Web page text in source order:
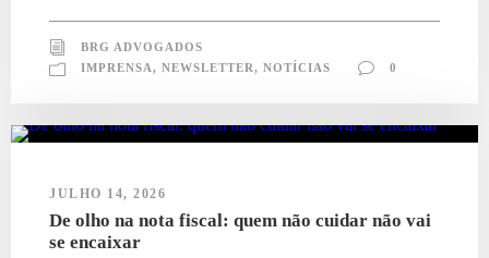
BRG ADVOGADOS
IMPRENSA, NEWSLETTER, NOTÍCIAS 0
JULHO 14, 2026
De olho na nota fiscal: quem não cuidar não vai
se encaixar